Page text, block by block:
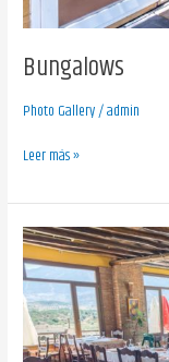
Bungalows
Photo Gallery/admin
Leer más »
Restaurante